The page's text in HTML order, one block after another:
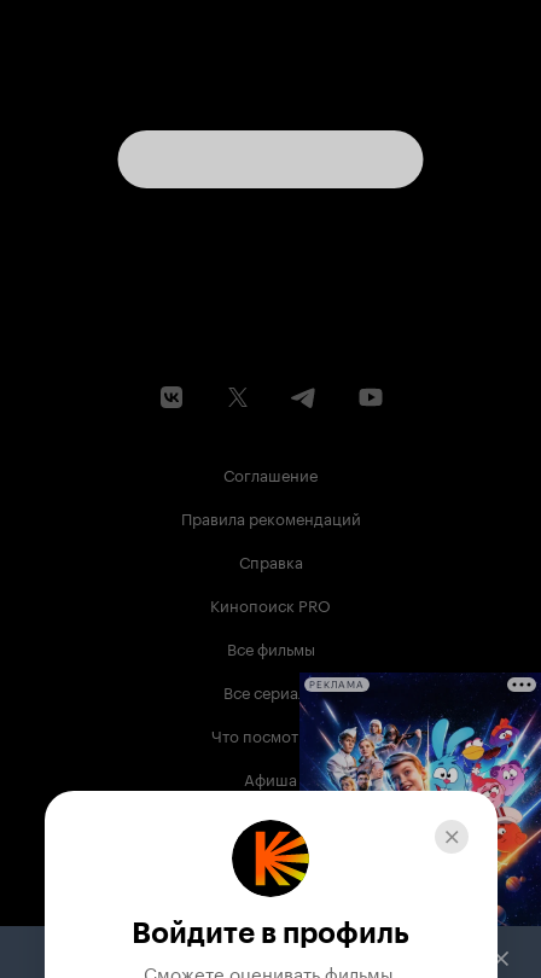
Соглашение
Правила рекомендаций
Справка
Кинопоиск PRO
Все фильмы
Все сериалы
Что посмотреть
Афиша
Музыка
Телепрограмма
Служба поддержки
РЕКЛАМА
Войдите в профиль
Сможете оценивать фильмы,